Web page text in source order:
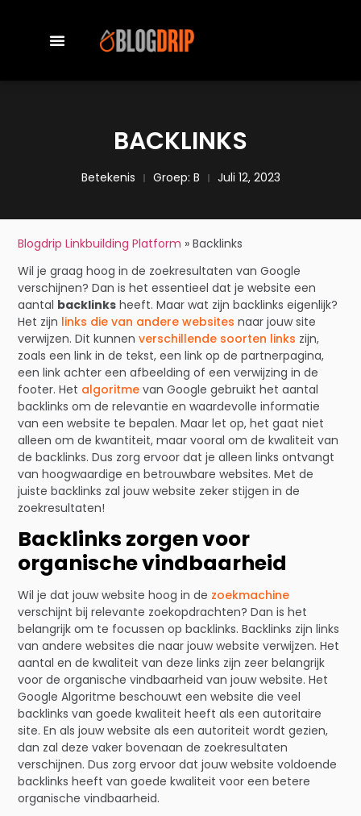
BACKLINKS
Betekenis Groep: B Juli 12, 2023
Blogdrip Linkbuilding Platform »Backlinks
Wil je graag hoog in de zoekresultaten van Google
verschijnen? Dan is het essentieel dat je website een
aantal backlinks heeft. Maar wat zijn backlinks eigenlijk?
Het zijn links die van andere websites naar jouw site
verwijzen. Dit kunnenverschillende soorten links zijn,
zoals een link in de tekst, een link op de partnerpagina,
een link achter een afbeelding of een verwijzing in de
footer. Het algoritme van Google gebruikt het aantal
backlinks om de relevantie en waardevolle informatie
van een website te bepalen. Maar let op, het gaat niet
alleen om de kwantiteit, maar vooral om de kwaliteit van
de backlinks. Dus zorg ervoor dat je alleen links ontvangt
van hoogwaardige en betrouwbare websites. Met de
juiste backlinks zal jouw website zeker stijgen in de
zoekresultaten!
Backlinks zorgen voor
organische vindbaarheid
Wil je dat jouw website hoog in de zoekmachine
verschijnt bij relevante zoekopdrachten? Dan is het
belangrijk om te focussen op backlinks. Backlinks zijn links
van andere websites die naar jouw website verwijzen. Het
aantal en de kwaliteit van deze links zijn zeer belangrijk
voor de organische vindbaarheid van jouw website. Het
Google Algoritme beschouwt een website die veel
backlinks van goede kwaliteit heeft als een autoritaire
site. En als jouw website als een autoriteit wordt gezien,
dan zal deze vaker bovenaan de zoekresultaten
verschijnen. Dus zorg ervoor dat jouw website voldoende
backlinks heeft van goede kwaliteit voor een betere
organische vindbaarheid.